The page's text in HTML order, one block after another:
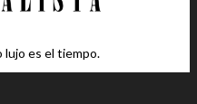
lujo es el tiempo.